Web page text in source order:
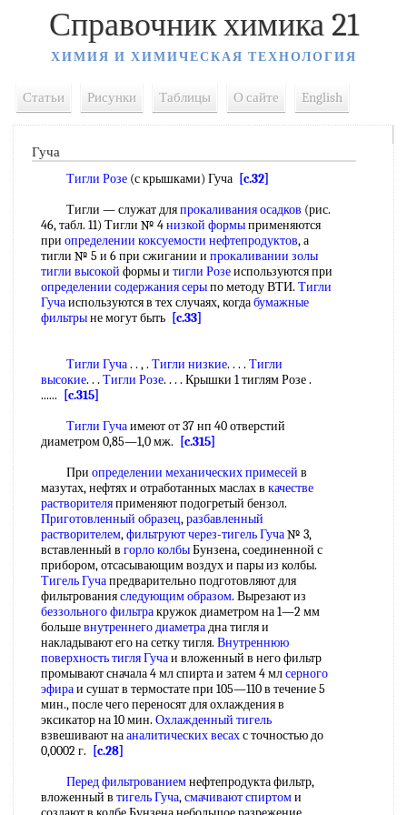
Справочник химика 21
ХИМИЯ И ХИМИЧЕСКАЯ ТЕХНОЛОГИЯ
Статьи Рисунки Таблицы О сайте English
Гуча
Тигли Розе (с крышками) Гуча [c.32]
Тигли — служат дляпрокаливания осадков (рис.
46, табл. 11) Тигли № 4низкой формыприменяются
при определении коксуемости нефтепродуктов, а
тигли № 5 и 6 при сжигании и прокаливании золы
тигли высокой формы и тигли Розеиспользуются при
определении содержания серыпо методу ВТИ. Тигли
Гучаиспользуются в тех случаях, когдабумажные
фильтрыне могут быть [c.33]
Тигли Гуча. . , . Тигли низкие. . . . Тигли
высокие. . . Тигли Розе. . . . Крышки 1 тиглям Розе .
......
[c.315]
Тигли Гучаимеют от 37 нп 40 отверстий
диаметром 0,85—1,0 мж.
[c.315]
При определении механических примесей в
мазутах, нефтях и отработанных маслах в качестве
растворителяприменяют подогретый бензол.
Приготовленный образец,разбавленный
растворителем,фильтруют через-тигель Гуча№ 3,
вставленный в горло колбыБунзена, соединенной с
прибором, отсасывающим воздух и пары из колбы.
Тигель Гучапредварительно подготовляют для
фильтрованияследующим образом. Вырезают из
беззольного фильтракружок диаметром на 1—2 мм
большевнутреннего диаметрадна тигля и
накладывают его на сетку тигля. Внутреннюю
поверхностьтигля Гучаи вложенный в него фильтр
промывают сначала 4 мл спирта и затем 4 млсерного
эфираи сушат в термостате при 105—110 в течение 5
мин., после чего переносят для охлаждения в
эксикатор на 10 мин. Охлажденный тигель
взвешивают нааналитических весахс точностью до
0,0002 г.
[c.28]
Перед фильтрованиемнефтепродукта фильтр,
вложенный в тигель Гуча,смачивают спиртоми